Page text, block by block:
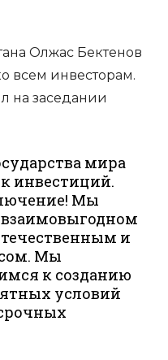
Олжас Бектенов
всем инвесторам.
на заседании
мира
инвестиций.
Мы
взаимовыгодном
и
Мы
к созданию
условий